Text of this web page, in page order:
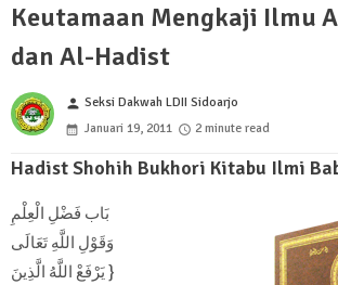
Keutamaan Mengkaji Ilmu
dan Al-Hadist
person Seksi Dakwah LDII Sidoarjo
Januari 19, 2011
2 minute read
Hadist Shohih Bukhori Kitabu Ilmi
بَاب فَضْلِ الْعِلْمِ
وَقَوْلِ اللَّهِ تَعَالَى
{ يَرْفَعْ اللَّهُ الَّذِينَ